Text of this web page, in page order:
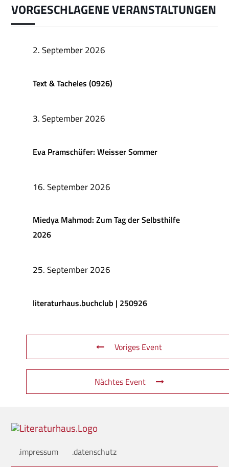
VORGESCHLAGENE VERANSTALTUNGEN
2. September 2026
Text & Tacheles (0926)
3. September 2026
Eva Pramschüfer: Weisser Sommer
16. September 2026
Miedya Mahmod: Zum Tag der Selbsthilfe
2026
25. September 2026
literaturhaus.buchclub | 250926
Voriges Event
Nächtes Event
.impressum .datenschutz